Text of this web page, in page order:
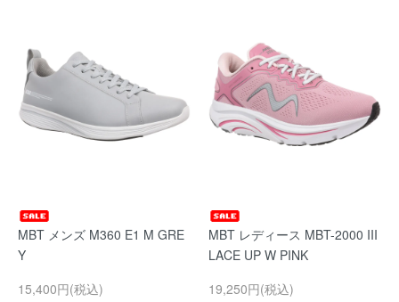
MBT メンズ M360 E1 M GRE
Y
15,400円(税込)
MBT レディース MBT-2000 III
LACE UP W PINK
19,250円(税込)